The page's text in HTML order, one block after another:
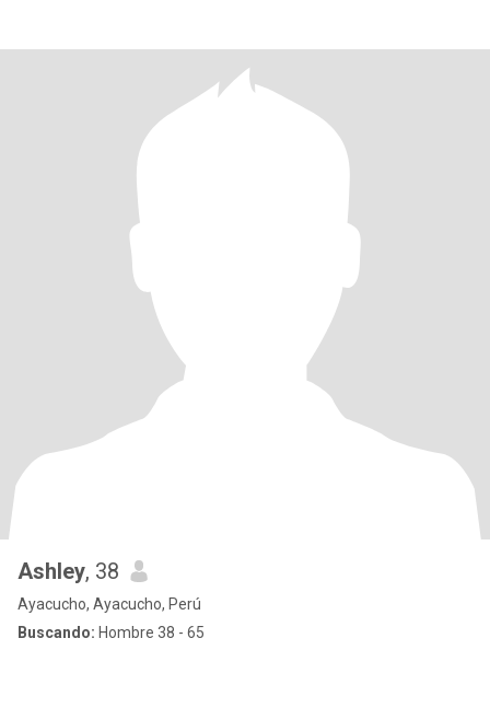
Ashley, 38
Ayacucho, Ayacucho, Perú
Buscando: Hombre 38 - 65